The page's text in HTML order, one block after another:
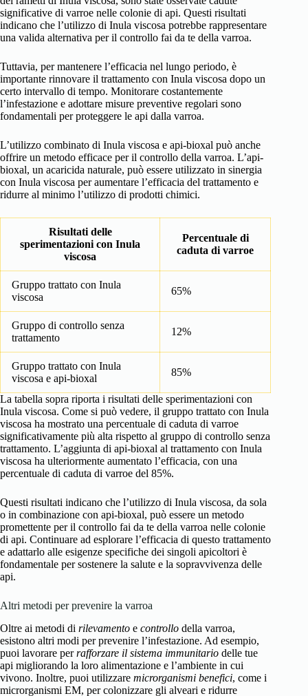
significative di varroe nelle colonie di api. Questi risultati
indicano che l’utilizzo di Inula viscosa potrebbe rappresentare
una valida alternativa per il controllo fai da te della varroa.
Tuttavia, per mantenere l’efficacia nel lungo periodo, è
importante rinnovare il trattamento con Inula viscosa dopo un
certo intervallo di tempo. Monitorare costantemente
l’infestazione e adottare misure preventive regolari sono
fondamentali per proteggere le api dalla varroa.
L’utilizzo combinato di Inula viscosa e api-bioxal può anche
offrire un metodo efficace per il controllo della varroa. L’api-
bioxal, un acaricida naturale, può essere utilizzato in sinergia
con Inula viscosa per aumentare l’efficacia del trattamento e
ridurre al minimo l’utilizzo di prodotti chimici.
Risultati delle
sperimentazioni con Inula
viscosa
Percentuale di
caduta di varroe
Gruppo trattato con Inula
viscosa
65%
Gruppo di controllo senza
trattamento
12%
Gruppo trattato con Inula
viscosa e api-bioxal
85%
La tabella sopra riporta i risultati delle sperimentazioni con
Inula viscosa. Come si può vedere, il gruppo trattato con Inula
viscosa ha mostrato una percentuale di caduta di varroe
significativamente più alta rispetto al gruppo di controllo senza
trattamento. L’aggiunta di api-bioxal al trattamento con Inula
viscosa ha ulteriormente aumentato l’efficacia, con una
percentuale di caduta di varroe del 85%.
Questi risultati indicano che l’utilizzo di Inula viscosa, da sola
o in combinazione con api-bioxal, può essere un metodo
promettente per il controllo fai da te della varroa nelle colonie
di api. Continuare ad esplorare l’efficacia di questo trattamento
e adattarlo alle esigenze specifiche dei singoli apicoltori è
fondamentale per sostenere la salute e la sopravvivenza delle
api.
Altri metodi per prevenire la varroa
Oltre ai metodi di rilevamento e controllo della varroa,
esistono altri modi per prevenire l’infestazione. Ad esempio,
puoi lavorare perrafforzare il sistema immunitario delle tue
api migliorando la loro alimentazione e l’ambiente in cui
vivono. Inoltre, puoi utilizzare microrganismi benefici, come i
microrganismi EM, per colonizzare gli alveari e ridurre